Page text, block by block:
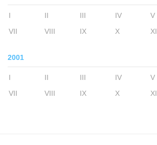
I II III IV V
VII
VIII IX X XI
2001
I II III IV V
VII
VIII IX X XI